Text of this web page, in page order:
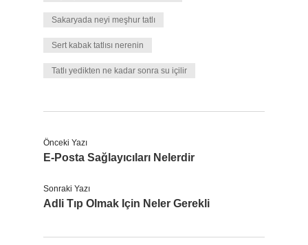
Sakaryada neyi meşhur tatlı
Sert kabak tatlısı nerenin
Tatlı yedikten ne kadar sonra su içilir
Önceki Yazı
E-Posta Sağlayıcıları Nelerdir
Sonraki Yazı
Adli Tıp Olmak Için Neler Gerekli